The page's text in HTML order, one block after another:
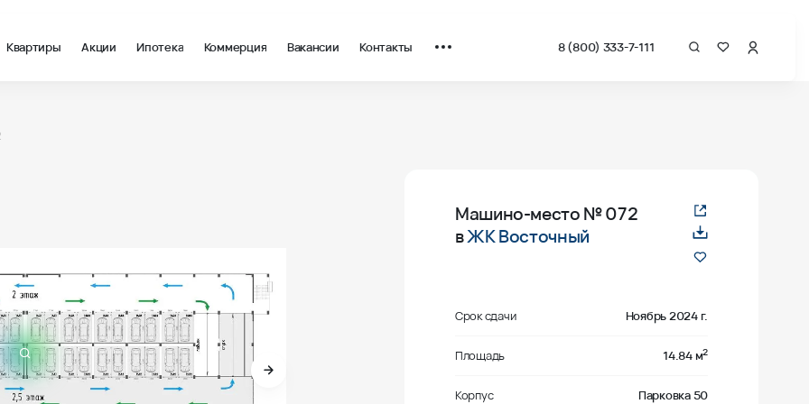
Квартиры Акции Ипотека Коммерция Вакансии Контакты 8 (800) 333-7-111
Машино-место№ 072
вЖК Восточный
Срок сдачи Ноябрь 2024 г.
Площадь 14.84 м2
Корпус Парковка 50